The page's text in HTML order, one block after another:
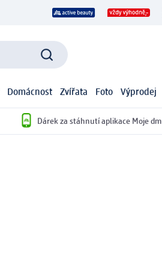
Domácnost Zvířata Foto Výprodej
Dárek za stáhnutí aplikace Moje dm